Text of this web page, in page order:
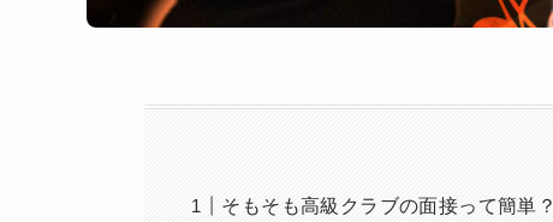
そもそも高級クラブの面接って簡単？